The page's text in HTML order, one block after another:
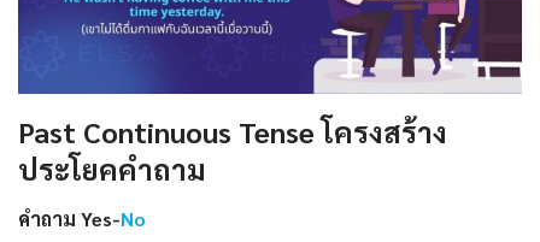
Past Continuous Tense โครงสร้าง
ประโยคคำถาม
คำถาม Yes-No